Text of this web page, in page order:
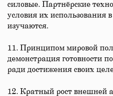
силовые. Партнёрские
условия их использования
изучаются.
11. Принципом мировой
демонстрация готовности
ради достижения своих
12. Кратный рост внешней